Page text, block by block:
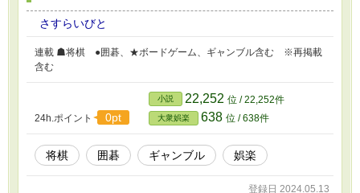
さすらいびと
連載 ☗将棋 ●囲碁、★ボードゲーム、ギャンブル含む ※再掲載
含む
24h.ポイント 0pt
小説 22,252 位 / 22,252件
大衆娯楽 638 位 / 638件
将棋 囲碁 ギャンブル 娯楽
登録日 2024.05.13